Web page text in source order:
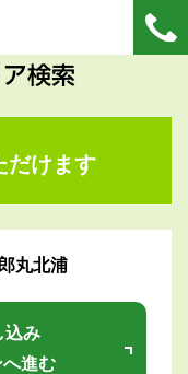
検索
だけます
丸北浦
込み
進む